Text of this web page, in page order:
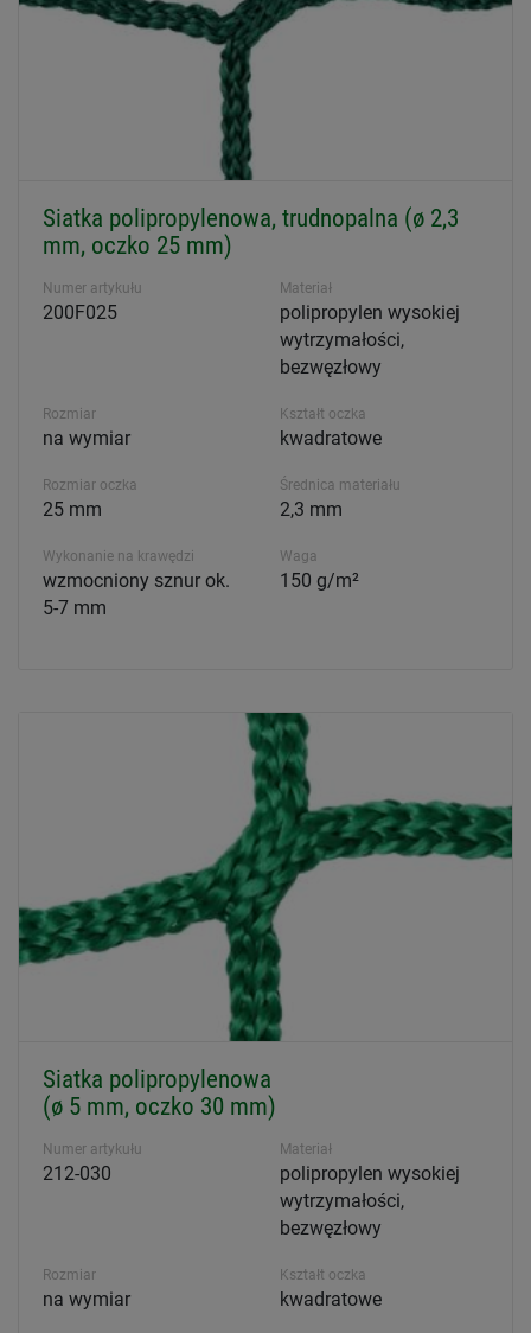
Siatka polipropylenowa, trudnopalna (ø 2,3
mm, oczko 25 mm)
Numer artykułu
200F025
Materiał
polipropylen wysokiej
wytrzymałości,
bezwęzłowy
Rozmiar
na wymiar
Kształt oczka
kwadratowe
Rozmiar oczka
25 mm
Średnica materiału
2,3 mm
Wykonanie na krawędzi
wzmocniony sznur ok.
5-7 mm
Waga
150 g/m²
Siatka polipropylenowa
(ø 5 mm, oczko 30 mm)
Numer artykułu
212-030
Materiał
polipropylen wysokiej
wytrzymałości,
bezwęzłowy
Rozmiar
na wymiar
Kształt oczka
kwadratowe